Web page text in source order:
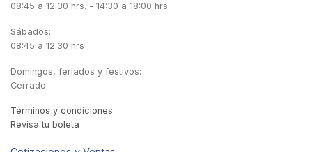
08:45 a 12:30 hrs. - 14:30 a 18:00 hrs.
Sábados:
08:45 a 12:30 hrs
Domingos, feriados y festivos:
Cerrado
Términos y condiciones
Revisa tu boleta